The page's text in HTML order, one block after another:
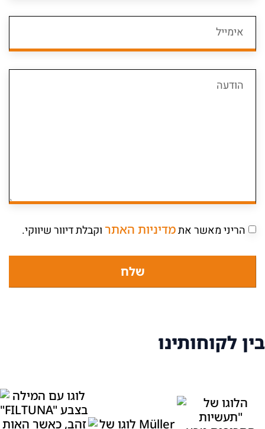
הריני מאשר אתמדיניות האתרוקבלת דיוור שיווקי.
שלח
בין לקוחותינו